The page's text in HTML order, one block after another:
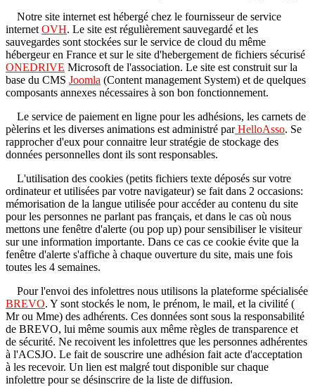
Notre site internet est hébergé chez le fournisseur de service
internet OVH. Le site est régulièrement sauvegardé et les
sauvegardes sont stockées sur le service de cloud du même
hébergeur en France et sur le site d'hebergement de fichiers sécurisé
ONEDRIVE Microsoft de l'association. Le site est construit sur la
base du CMS Joomla (Content management System) et de quelques
composants annexes nécessaires à son bon fonctionnement.
Le service de paiement en ligne pour les adhésions, les carnets de
pèlerins et les diverses animations est administré parHelloAsso. Se
rapprocher d'eux pour connaitre leur stratégie de stockage des
données personnelles dont ils sont responsables.
L'utilisation des cookies (petits fichiers texte déposés sur votre
ordinateur et utilisées par votre navigateur) se fait dans 2 occasions:
mémorisation de la langue utilisée pour accéder au contenu du site
pour les personnes ne parlant pas français, et dans le cas où nous
mettons une fenêtre d'alerte (ou pop up) pour sensibiliser le visiteur
sur une information importante. Dans ce cas ce cookie évite que la
fenêtre d'alerte s'affiche à chaque ouverture du site, mais une fois
toutes les 4 semaines.
Pour l'envoi des infolettres nous utilisons la plateforme spécialisée
BREVO. Y sont stockés le nom, le prénom, le mail, et la civilité (
Mr ou Mme) des adhérents. Ces données sont sous la responsabilité
de BREVO, lui même soumis aux même règles de transparence et
de sécurité. Ne recoivent les infolettres que les personnes adhérentes
à l'ACSJO. Le fait de souscrire une adhésion fait acte d'acceptation
à les recevoir. Un lien est malgré tout disponible sur chaque
infolettre pour se désinscrire de la liste de diffusion.